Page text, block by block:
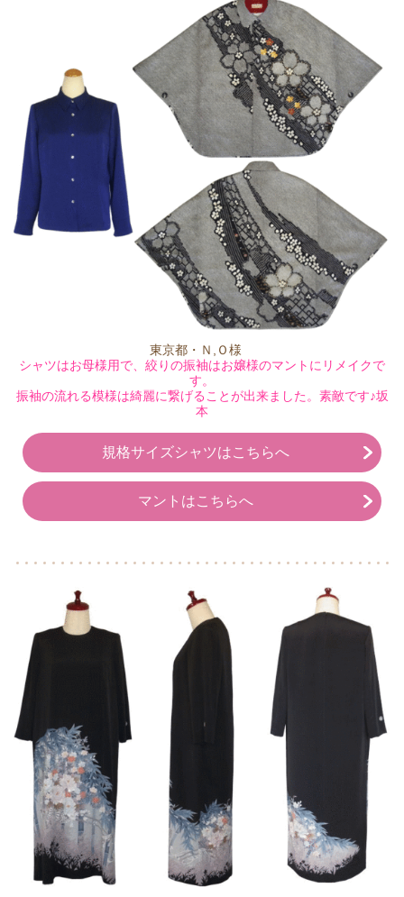
東京都・Ｎ,Ｏ様
シャツはお母様用で、絞りの振袖はお嬢様のマントにリメイクで
す。
振袖の流れる模様は綺麗に繋げることが出来ました。素敵です♪坂
本
規格サイズシャツはこちらへ
マントはこちらへ